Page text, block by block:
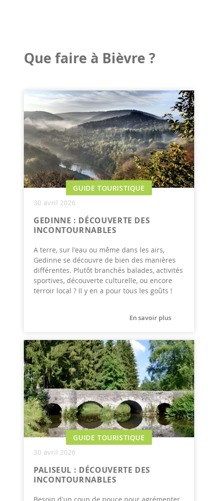
Que faire à Bièvre ?
GUIDE TOURISTIQUE
30 avril 2026
GEDINNE : DÉCOUVERTE DES
INCONTOURNABLES
A terre, sur l'eau ou même dans les airs,
Gedinne se découvre de bien des manières
différentes. Plutôt branchés balades, activités
sportives, découverte culturelle, ou encore
terroir local ? Il y en a pour tous les goûts !
En savoir plus
GUIDE TOURISTIQUE
30 avril 2026
PALISEUL : DÉCOUVERTE DES
INCONTOURNABLES